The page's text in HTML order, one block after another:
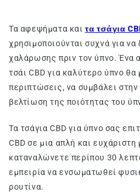
Τα αφεψήματα καιτα τσάγια
χρησιμοποιούνται συχνά για
χαλάρωσης πριν τον ύπνο. Ένα
τσάι CBD για καλύτερο ύπνο
περιπτώσεις, να συμβάλει
βελτίωση της ποιότητας του
Τα τσάγια CBD για ύπνο σας
CBD σε μια απλή και
καταναλώνετε περίπου 30
εμπειρία να ενσωματωθεί
ρουτίνα.